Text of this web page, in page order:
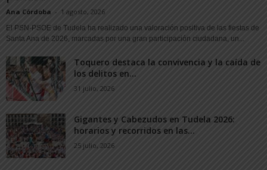
Ana Córdoba - 1 agosto, 2026
El PSN-PSOE de Tudela ha realizado una valoración positiva de las fiestas de
Santa Ana de 2026, marcadas por una gran participación ciudadana, un...
Toquero destaca la convivencia y la caída de
los delitos en...
31 julio, 2026
Gigantes y Cabezudos en Tudela 2026:
horarios y recorridos en las...
25 julio, 2026